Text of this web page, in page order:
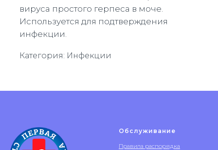
вируса простого герпеса в моче.
Используется для подтверждения
инфекции.
Категория: Инфекции
Обслуживание
Правила распорядка